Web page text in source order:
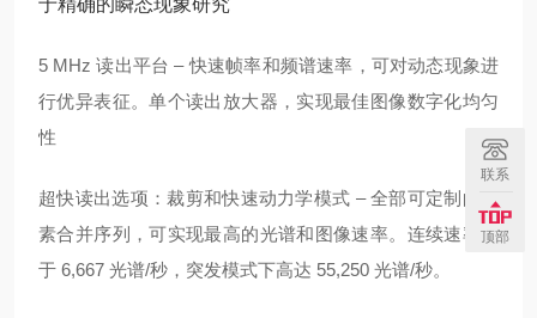
于精确的瞬态现象研究
5 MHz 读出平台 – 快速帧率和频谱速率，可对动态现象进
行优异表征。单个读出放大器，实现最佳图像数字化均匀
性
超快读出选项：裁剪和快速动力学模式 –全部可定制的像
素合并序列，可实现最高的光谱和图像速率。连续速率大
于 6,667 光谱/秒，突发模式下高达 55,250 光谱/秒。
联系
顶部